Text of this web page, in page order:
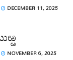
DECEMBER 11, 2025
NOVEMBER 6, 2025